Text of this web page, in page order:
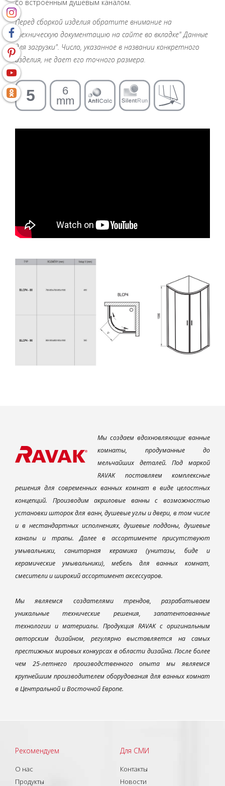
со встроенным душевым каналом.
Перед сборкой изделия обратите внимание на
техническую документацию на сайте во вкладке" Данные
для загрузки". Число, указанное в названии конкретного
изделия, не дает его точного размера.
Мы создаем вдохновляющие ванные
комнаты, продуманные до
мельчайших деталей. Под маркой
RAVAK поставляем комплексные
решения для современных ванных комнат в виде целостных
концепций. Производим акриловые ванны с возможностью
установки шторок для ванн, душевые углы и двери, в том числе
и в нестандартных исполнениях, душевые поддоны, душевые
каналы и трапы. Далее в ассортименте присутствуют
умывальники, санитарная керамика (унитазы, биде и
керамические умывальники), мебель для ванных комнат,
смесители и широкий ассортимент аксессуаров.
Мы являемся создателями трендов, разрабатываем
уникальные технические решения, запатентованные
технологии и материалы. Продукция RAVAK с оригинальным
авторским дизайном, регулярно выставляется на самых
престижных мировых конкурсах в области дизайна. После более
чем 25-летнего производственного опыта мы являемся
крупнейшим производителем оборудования для ванных комнат
в Центральной и Восточной Европе.
Рекомендуем
О нас
Продукты
Для СМИ
Контакты
Новости